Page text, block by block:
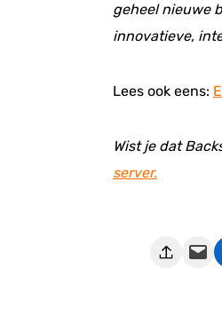
geheel nieuwe
innovatieve,
Lees ook eens:
Wist je dat
server.
Deze pagina e-mailen